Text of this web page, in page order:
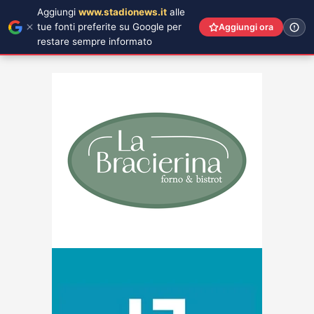
Aggiungi www.stadionews.it alle
tue fonti preferite su Google per
restare sempre informato
Aggiungi ora